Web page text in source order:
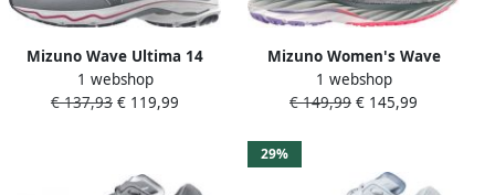
Mizuno Wave Ultima 14
Hardloopschoenen Grijs 1 2
Vrouw
1 webshop
€ 137,93 € 119,99
Mizuno Women's Wave
Rider 27 Hardloopschoenen
grijs
1 webshop
€ 149,99 € 145,99
29%